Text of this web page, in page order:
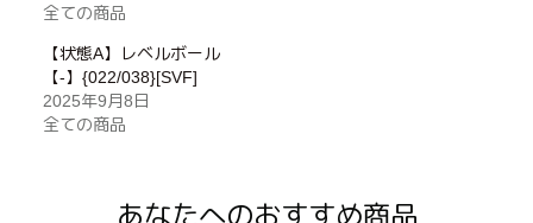
全ての商品
【状態A】レベルボール
【-】{022/038}[SVF]
2025年9月8日
全ての商品
あなたへのおすすめ商品